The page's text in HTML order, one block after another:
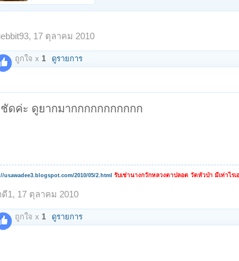
, 17 ตุลาคม 2010
ถูกใจ x 1 ดูรายการ
ดค่ะ ดูยากมากกกกกกกกกกก
usawadee3.blogspot.com/2010/05/2.html รับเช่านางกวักหลวงตาปลอด วัดหัวป่า มีเท่าไร
1 , 17 ตุลาคม 2010
ถูกใจ x 1 ดูรายการ